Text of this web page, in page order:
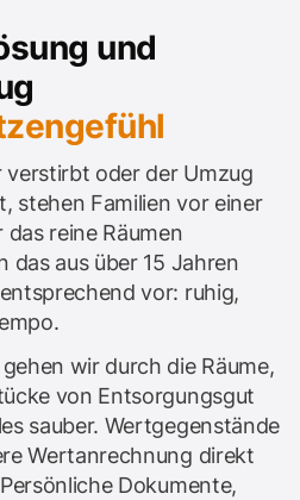
und
verstirbt oder der Umzug
stehen Familien vor einer
reine Räumen
das aus über 15 Jahren
vor: ruhig,
wir durch die Räume,
von Entsorgungsgut
sauber. Wertgegenstände
Wertanrechnung direkt
Dokumente,